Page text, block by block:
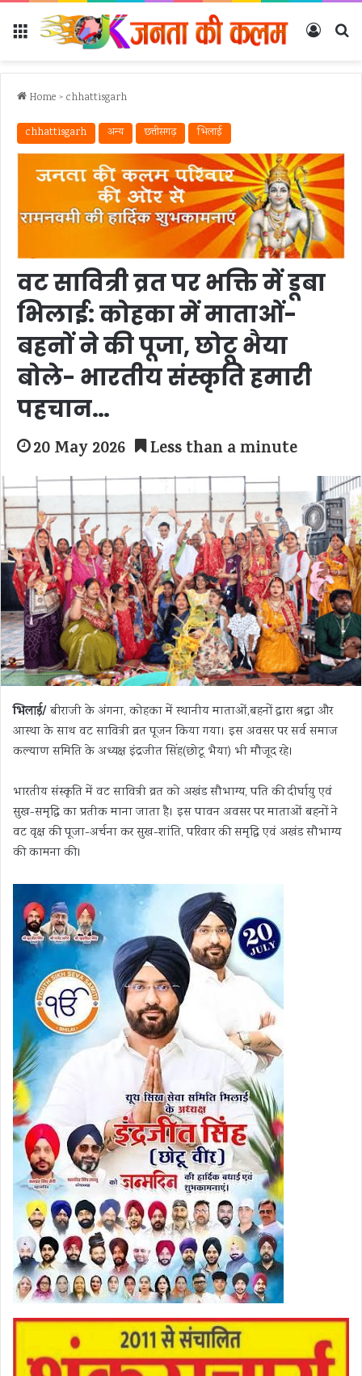
Menu Log In
Home > chhattisgarh
chhattisgarh अन्‍य छत्तीसगढ़ भिलाई
वट सावित्री व्रत पर भक्ति में डूबा
भिलाई: कोहका में माताओं-
बहनों ने की पूजा, छोटू भैया
बोले- भारतीय संस्कृति हमारी
पहचान…
20 May 2026 Less than a minute
भिलाई/बीराजी के अंगना, कोहका में स्थानीय माताओं,बहनों द्वारा श्रद्धा और
आस्था के साथ वट सावित्री व्रत पूजन किया गया। इस अवसर पर सर्व समाज
कल्याण समिति के अध्यक्ष इंद्रजीत सिंह(छोटू भैया) भी मौजूद रहे।
भारतीय संस्कृति में वट सावित्री व्रत को अखंड सौभाग्य, पति की दीर्घायु एवं
सुख-समृद्धि का प्रतीक माना जाता है। इस पावन अवसर पर माताओं बहनों ने
वट वृक्ष की पूजा-अर्चना कर सुख-शांति, परिवार की समृद्धि एवं अखंड सौभाग्य
की कामना की।